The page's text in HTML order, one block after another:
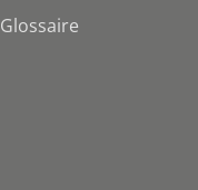
Glossaire